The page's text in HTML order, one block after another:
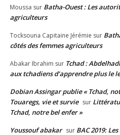
Moussa sur Batha-Ouest : Les
agriculteurs
Tocksouna Capitaine Jérémie sur
côtés des femmes agriculteurs
Abakar Ibrahim sur Tchad :
aux tchadiens d’apprendre plus le
Dobian Assingar publie « Tchad,
Touaregs, vie et survie sur
Tchad, notre bel enfer »
Youssouf abakar sur BAC 2019: